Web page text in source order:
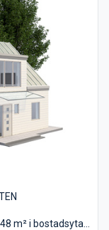
har
och
fönsterpartier
med altan
m² i bostadsyta